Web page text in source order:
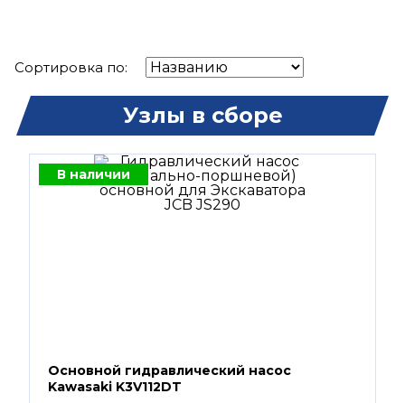
Сортировка по:
Узлы в сборе
В наличии
Основной гидравлический насос
Kawasaki K3V112DT